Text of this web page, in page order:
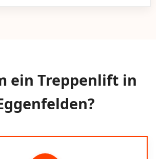
ein Treppenlift in